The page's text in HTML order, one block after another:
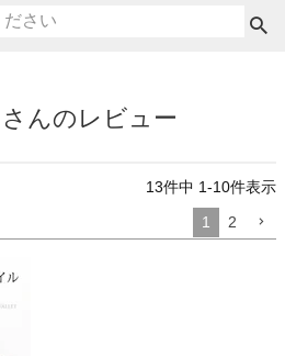
んのレビュー
13件中 1-10件表示
1
2